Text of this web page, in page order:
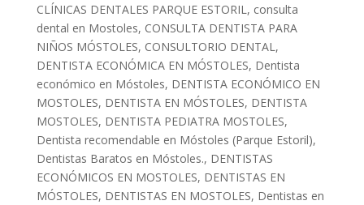
CLÍNICAS DENTALES PARQUE ESTORIL, consulta
dental en Mostoles, CONSULTA DENTISTA PARA
NIÑOS MÓSTOLES, CONSULTORIO DENTAL,
DENTISTA ECONÓMICA EN MÓSTOLES, Dentista
económico en Móstoles, DENTISTA ECONÓMICO EN
MOSTOLES, DENTISTA EN MÓSTOLES, DENTISTA
MOSTOLES, DENTISTA PEDIATRA MOSTOLES,
Dentista recomendable en Móstoles (Parque Estoril),
Dentistas Baratos en Móstoles., DENTISTAS
ECONÓMICOS EN MOSTOLES, DENTISTAS EN
MÓSTOLES, DENTISTAS EN MOSTOLES, Dentistas en